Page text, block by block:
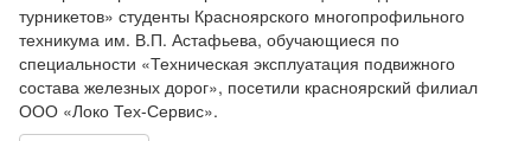
турникетов» студенты Красноярского многопрофильного
техникума им. В.П. Астафьева, обучающиеся по
специальности «Техническая эксплуатация подвижного
состава железных дорог», посетили красноярский филиал
ООО «Локо Тех-Сервис».